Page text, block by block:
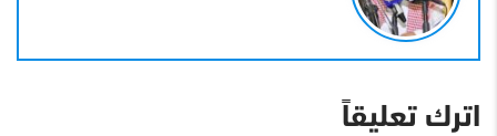
اترك تعليقاً